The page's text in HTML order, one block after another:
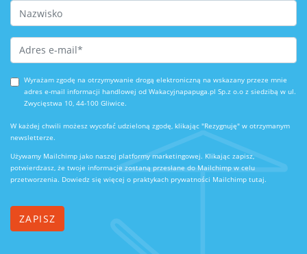
Last Name
Email Address*
Wyrażam zgodę na otrzymywanie drogą elektroniczną na wskazany przeze mnie
adres e-mail informacji handlowej od Wakacyjnapapuga.pl Sp.z o.o z siedzibą w ul.
Zwycięstwa 10, 44-100 Gliwice.
W każdej chwili możesz wycofać udzieloną zgodę, klikając "Rezygnuję" w otrzymanym
newsletterze.
Używamy Mailchimp jako naszej platformy marketingowej. Klikając zapisz,
potwierdzasz, że twoje informacje zostaną przesłane do Mailchimp w celu
przetworzenia. Dowiedz się więcej o praktykach prywatności Mailchimp tutaj.